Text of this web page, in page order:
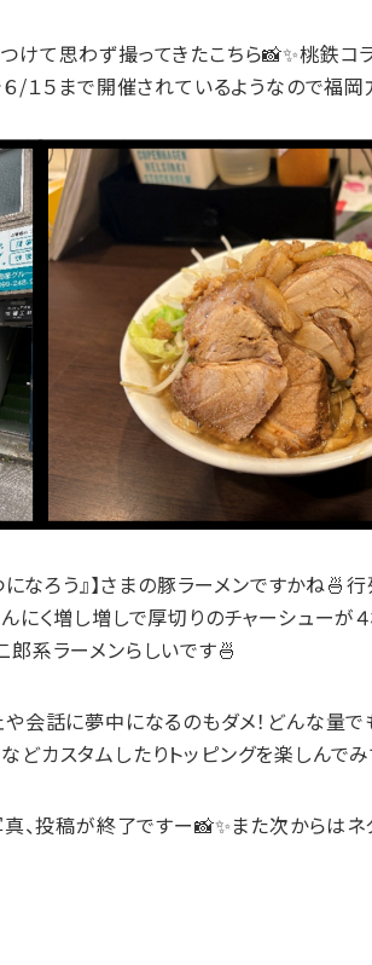
て思わず撮ってきたこちら📸✨桃鉄コ
/１５まで開催されているようなので福
なろう』】さまの豚ラーメンですかね
にく増し増しで厚切りのチャーシューが
系ラーメンらしいです🍜
会話に夢中になるのもダメ！どんな量
カスタムしたりトッピングを楽しんで
真、投稿が終了ですー📸✨また次からは